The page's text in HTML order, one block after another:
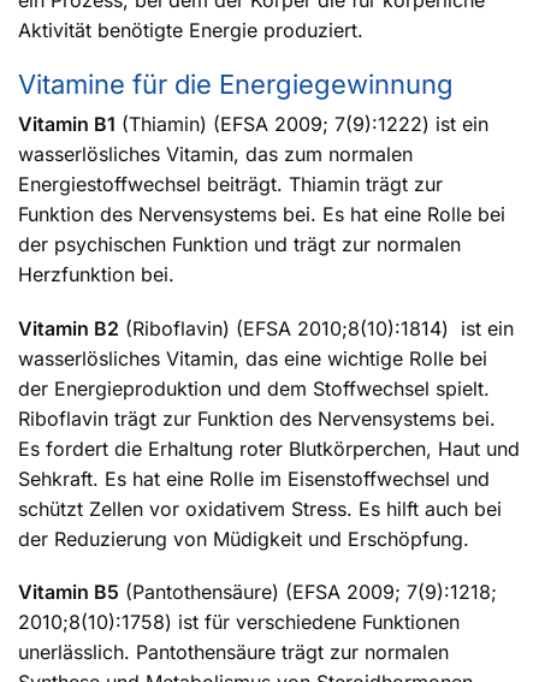
Aktivität benötigte Energie produziert.
Vitamine für die Energiegewinnung
Vitamin B1 (Thiamin) (EFSA 2009; 7(9):1222) ist ein
wasserlösliches Vitamin, das zum normalen
Energiestoffwechsel beiträgt. Thiamin trägt zur
Funktion des Nervensystems bei. Es hat eine Rolle bei
der psychischen Funktion und trägt zur normalen
Herzfunktion bei.
Vitamin B2 (Riboflavin) (EFSA 2010;8(10):1814) ist ein
wasserlösliches Vitamin, das eine wichtige Rolle bei
der Energieproduktion und dem Stoffwechsel spielt.
Riboflavin trägt zur Funktion des Nervensystems bei.
Es fordert die Erhaltung roter Blutkörperchen, Haut und
Sehkraft. Es hat eine Rolle im Eisenstoffwechsel und
schützt Zellen vor oxidativem Stress. Es hilft auch bei
der Reduzierung von Müdigkeit und Erschöpfung.
Vitamin B5 (Pantothensäure) (EFSA 2009; 7(9):1218;
2010;8(10):1758) ist für verschiedene Funktionen
unerlässlich. Pantothensäure trägt zur normalen